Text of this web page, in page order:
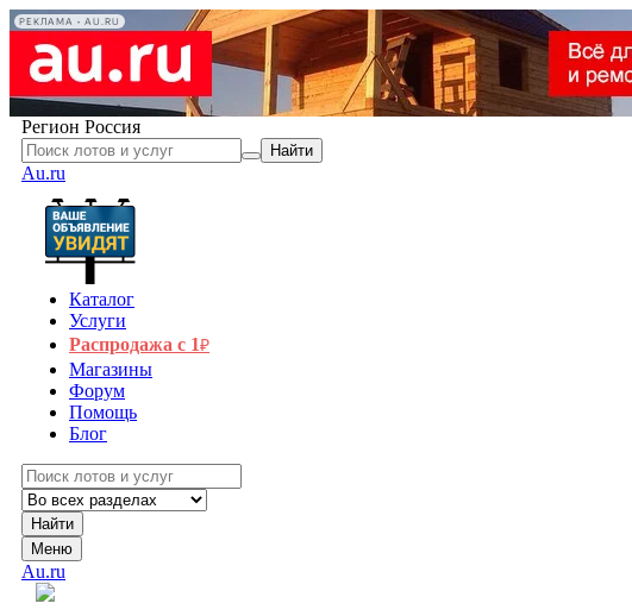
РЕКЛАМА • AU.RU
Регион Россия
Найти
Au.ru
Каталог
Услуги
Распродажа с 1₽
Магазины
Форум
Помощь
Блог
Найти
Меню
Au.ru